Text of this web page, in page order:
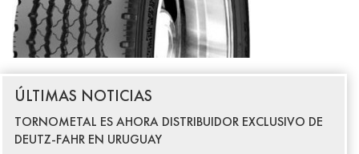
ÚLTIMAS NOTICIAS
TORNOMETAL ES AHORA DISTRIBUIDOR EXCLUSIVO DE
DEUTZ-FAHR EN URUGUAY